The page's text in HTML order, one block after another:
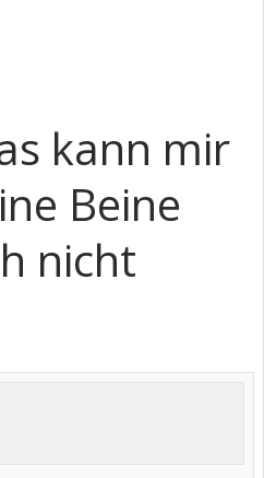
kann mir
Beine
nicht